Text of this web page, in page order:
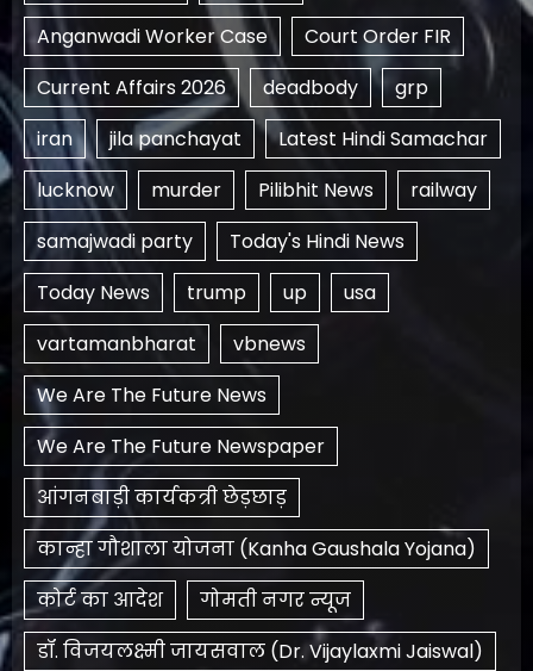
Anganwadi Worker Case
Court Order FIR
Current Affairs 2026
deadbody
grp
iran
jila panchayat
Latest Hindi Samachar
lucknow
murder Pilibhit News
railway
samajwadi party
Today's Hindi News
Today News
trump up
usa
vartamanbharat
vbnews
We Are The Future News
We Are The Future Newspaper
आंगनबाड़ी कार्यकत्री छेड़छाड़
कान्हा गौशाला योजना (Kanha Gaushala Yojana)
कोर्ट का आदेश
गोमती नगर न्यूज
डॉ. विजयलक्ष्मी जायसवाल (Dr. Vijaylaxmi Jaiswal)